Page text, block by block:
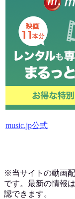
music.jp公式
※当サイトの動画
です。最新の情報
認できます。